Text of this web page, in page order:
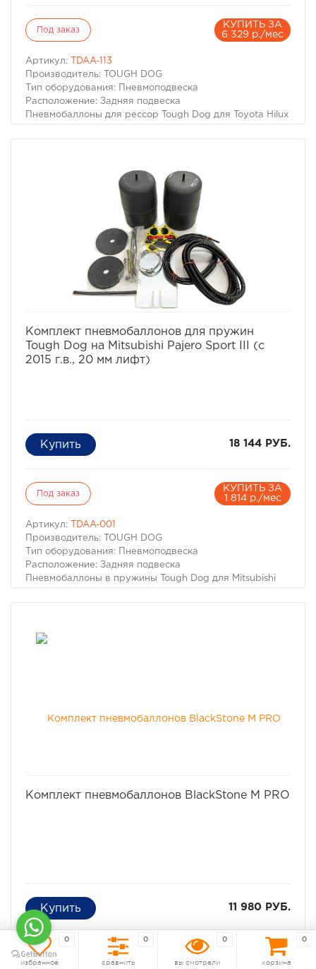
Под заказ
КУПИТЬ ЗА
6 329 р./мес
Артикул:
TDAA-113
Производитель: TOUGH DOG
Тип оборудования: Пневмоподвеска
Расположение: Задняя подвеска
Пневмобаллоны для рессор Tough Dog для Toyota Hilux
Комплект пневмобаллонов для пружин
Tough Dog на Mitsubishi Pajero Sport III (с
2015 г.в., 20 мм лифт)
18 144 РУБ.
Под заказ
КУПИТЬ ЗА
1 814 р./мес
Артикул:
TDAA-001
Производитель: TOUGH DOG
Тип оборудования: Пневмоподвеска
Расположение: Задняя подвеска
Пневмобаллоны в пружины Tough Dog для Mitsubishi
Комплект пневмобаллонов BlackStone M PRO
11 980 РУБ.
Под заказ
КУПИТЬ ЗА
1 198 р./мес
0
избранное
0
сравнить
0
вы смотрели
0
корзина